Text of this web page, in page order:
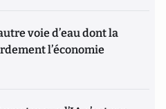
voie d’eau dont la
l’économie